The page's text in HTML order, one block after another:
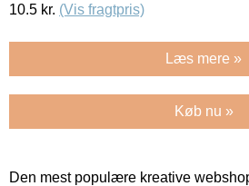
10.5 kr. (Vis fragtpris)
Læs mere »
Køb nu »
Den mest populære kreative